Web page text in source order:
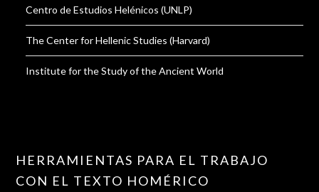
Centro de Estudios Helénicos (UNLP)
The Center for Hellenic Studies (Harvard)
Institute for the Study of the Ancient World
HERRAMIENTAS PARA EL TRABAJO
CON EL TEXTO HOMÉRICO